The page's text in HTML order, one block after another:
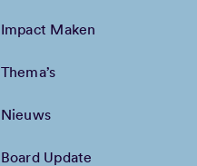
Impact Maken
Thema’s
Nieuws
Board Update